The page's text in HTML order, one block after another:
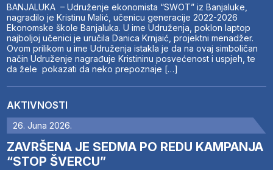
BANJALUKA – Udruženje ekonomista “SWOT” iz Banjaluke,
nagradilo je Kristinu Malić, učenicu generacije 2022-2026
Ekonomske škole Banjaluka. U ime Udruženja, poklon laptop
najboljoj učenici je uručila Danica Krnjaić, projektni menadžer.
Ovom prilikom u ime Udruženja istakla je da na ovaj simboličan
način Udruženje nagrađuje Kristininu posvećenost i uspjeh, te
da žele pokazati da neko prepoznaje […]
AKTIVNOSTI
26. Juna 2026.
ZAVRŠENA JE SEDMA PO REDU KAMPANJA
“STOP ŠVERCU”